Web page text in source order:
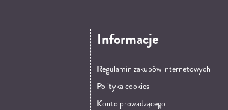
Informacje
Regulamin zakupów internetowych
Polityka cookies
Konto prowadzącego